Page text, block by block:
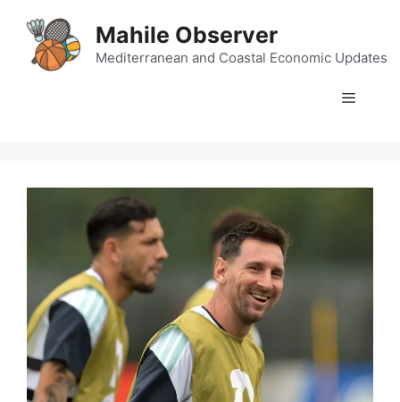
content
Mahile Observer
Mediterranean and Coastal Economic Updates
Menu